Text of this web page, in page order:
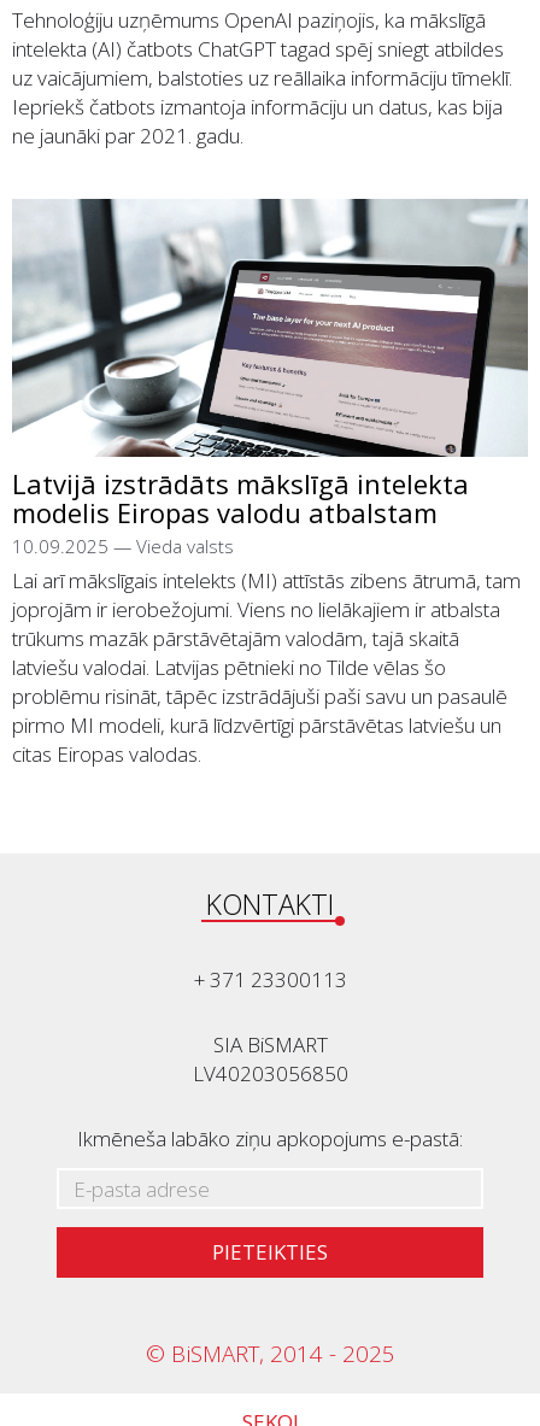
Tehnoloģiju uzņēmums OpenAI paziņojis, ka mākslīgā
intelekta (AI) čatbots ChatGPT tagad spēj sniegt atbildes
uz vaicājumiem, balstoties uz reāllaika informāciju tīmeklī.
Iepriekš čatbots izmantoja informāciju un datus, kas bija
ne jaunāki par 2021. gadu.
Latvijā izstrādāts mākslīgā intelekta
modelis Eiropas valodu atbalstam
10.09.2025 — Vieda valsts
Lai arī mākslīgais intelekts (MI) attīstās zibens ātrumā, tam
joprojām ir ierobežojumi. Viens no lielākajiem ir atbalsta
trūkums mazāk pārstāvētajām valodām, tajā skaitā
latviešu valodai. Latvijas pētnieki no Tilde vēlas šo
problēmu risināt, tāpēc izstrādājuši paši savu un pasaulē
pirmo MI modeli, kurā līdzvērtīgi pārstāvētas latviešu un
citas Eiropas valodas.
KONTAKTI
+ 371 23300113
SIA BiSMART
LV40203056850
Ikmēneša labāko ziņu apkopojums e-pastā:
PIETEIKTIES
© BiSMART, 2014 - 2025